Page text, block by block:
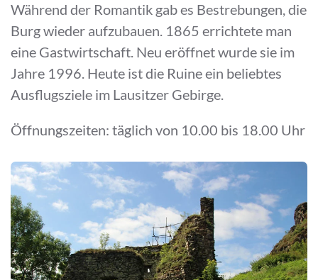
Während der Romantik gab es Bestrebungen, die
Burg wieder aufzubauen. 1865 errichtete man
eine Gastwirtschaft. Neu eröffnet wurde sie im
Jahre 1996. Heute ist die Ruine ein beliebtes
Ausflugsziele im Lausitzer Gebirge.
Öffnungszeiten: täglich von 10.00 bis 18.00 Uhr